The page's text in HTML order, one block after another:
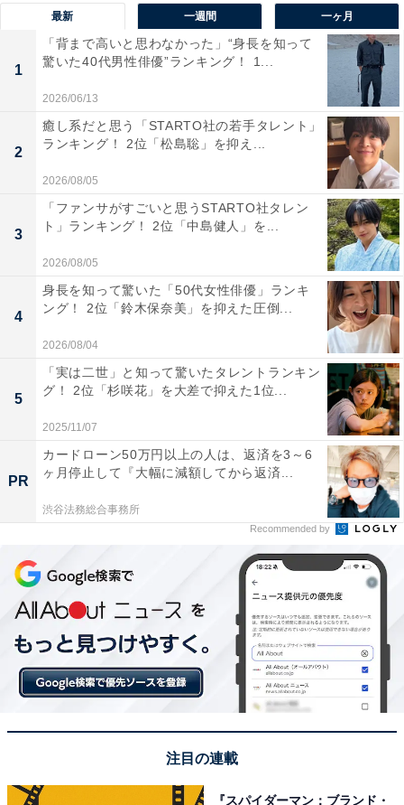
名産は魚沼産コシヒカリ、笹団子、塩引鮭。佐渡島、弥
彦山、五頭連峰などの観光名所があります。
All About ニュース編集部が実施したアンケート調査から
新潟県の米に関するコメントを見ると「新潟県のブラン
ド米は美味しいものが多いので、美味しい米を食べたく
なったら新潟県産のものを買っています」（埼玉県／30
代女性）、「日本一の米どころで品質もよさそう」（千
葉県／30代女性）、「他の地域のお米に比べても、新潟
のお米が一味違う気がします」（茨城県／40代女性）と
いった声がありました。
＞47位までの全ランキング結果を見る
※回答者のコメントは原文ママです
出典：作物統計調査のデータ（農林水産省）
「米の消費量が多い」都道府県ランキング！ 2
最新 一週間 一ヶ月
1
「背まで高いと思わなかった」“身長を知って
驚いた40代男性俳優”ランキング！ 1...
2026/06/13
2
癒し系だと思う「STARTO社の若手タレント」
ランキング！ 2位「松島聡」を抑え...
2026/08/05
3
「ファンサがすごいと思うSTARTO社タレン
ト」ランキング！ 2位「中島健人」を...
2026/08/05
4
身長を知って驚いた「50代女性俳優」ランキ
ング！ 2位「鈴木保奈美」を抑えた圧倒...
2026/08/04
5
「実は二世」と知って驚いたタレントランキン
グ！ 2位「杉咲花」を大差で抑えた1位...
2025/11/07
PR
カードローン50万円以上の人は、返済を3～6
ヶ月停止して『大幅に減額してから返済...
渋谷法務総合事務所
Recommended by
注目の連載
『スパイダーマン：ブランド・